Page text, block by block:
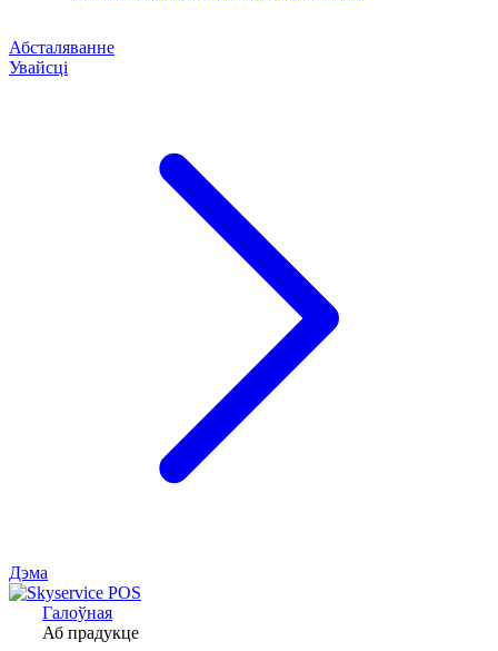
Абсталяванне
Увайсці
Дэма
Галоўная
Аб прадукце